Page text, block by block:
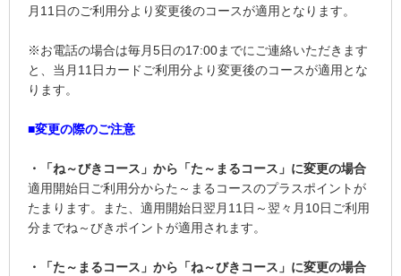
月11日のご利用分より変更後のコースが適用となります。
※お電話の場合は毎月5日の17:00までにご連絡いただきます
と、当月11日カードご利用分より変更後のコースが適用とな
ります。
■変更の際のご注意
・「ね～びきコース」から「た～まるコース」に変更の場合
適用開始日ご利用分からた～まるコースのプラスポイントが
たまります。また、適用開始日翌月11日～翌々月10日ご利用
分までね～びきポイントが適用されます。
・「た～まるコース」から「ね～びきコース」に変更の場合